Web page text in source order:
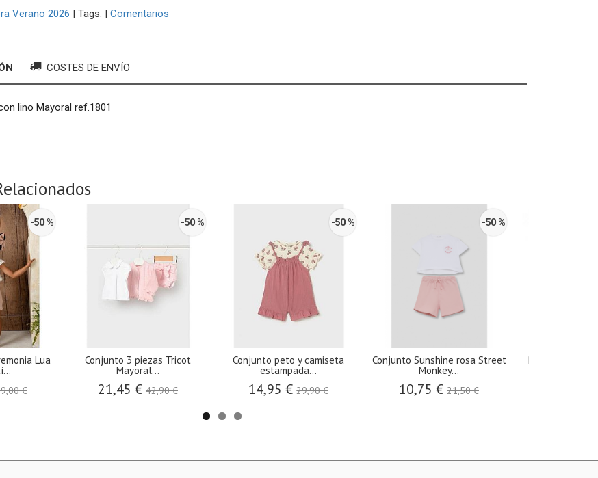
Verano 2026 | Tags: | Comentarios
COSTES DE ENVÍO
lino Mayoral ref.1801
-50 %
Lua
€
-50 %
Conjunto 3 piezas Tricot
Mayoral...
21,45 €42,90 €
-50 %
Conjunto peto y camiseta
estampada...
14,95 €29,90 €
-50 %
Conjunto Sunshine rosa Street
Monkey...
10,75 €21,50 €
Peto ranita